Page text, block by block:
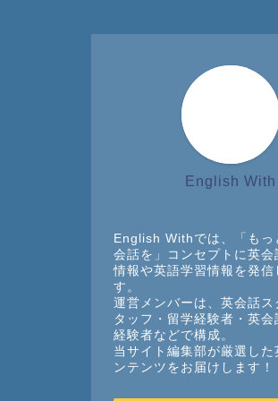
English With
English Withでは、「もっ
会話を」コンセプトに英会
情報や英語学習情報を発信
す。
運営メンバーは、英会話ス
タッフ・留学経験者・英会
経験者などで構成。
当サイト編集部が厳選した
ンテンツをお届けします！